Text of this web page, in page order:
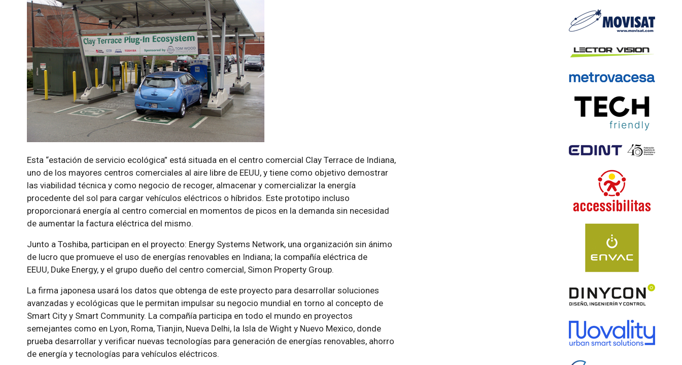
Esta “estación de servicio ecológica” está situada en el centro comercial Clay Terrace de Indiana,
uno de los mayores centros comerciales al aire libre de EEUU, y tiene como objetivo demostrar
las viabilidad técnica y como negocio de recoger, almacenar y comercializar la energía
procedente del sol para cargar vehículos eléctricos o híbridos. Este prototipo incluso
proporcionará energía al centro comercial en momentos de picos en la demanda sin necesidad
de aumentar la factura eléctrica del mismo.
Junto a Toshiba, participan en el proyecto: Energy Systems Network, una organización sin ánimo
de lucro que promueve el uso de energías renovables en Indiana; la compañía eléctrica de
EEUU, Duke Energy, y el grupo dueño del centro comercial, Simon Property Group.
La firma japonesa usará los datos que obtenga de este proyecto para desarrollar soluciones
avanzadas y ecológicas que le permitan impulsar su negocio mundial en torno al concepto de
Smart City y Smart Community. La compañía participa en todo el mundo en proyectos
semejantes como en Lyon, Roma, Tianjin, Nueva Delhi, la Isla de Wight y Nuevo Mexico, donde
prueba desarrollar y verificar nuevas tecnologías para generación de energías renovables, ahorro
de energía y tecnologías para vehículos eléctricos.